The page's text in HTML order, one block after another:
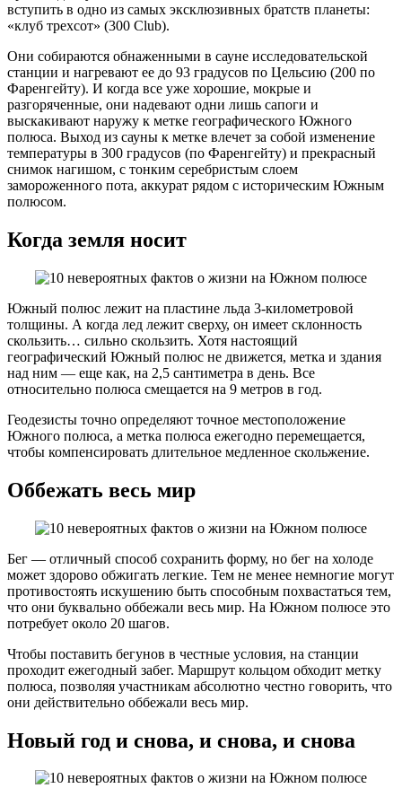
вступить в одно из самых эксклюзивных братств планеты:
«клуб трехсот» (300 Club).
Они собираются обнаженными в сауне исследовательской
станции и нагревают ее до 93 градусов по Цельсию (200 по
Фаренгейту). И когда все уже хорошие, мокрые и
разгоряченные, они надевают одни лишь сапоги и
выскакивают наружу к метке географического Южного
полюса. Выход из сауны к метке влечет за собой изменение
температуры в 300 градусов (по Фаренгейту) и прекрасный
снимок нагишом, с тонким серебристым слоем
замороженного пота, аккурат рядом с историческим Южным
полюсом.
Когда земля носит
Южный полюс лежит на пластине льда 3-километровой
толщины. А когда лед лежит сверху, он имеет склонность
скользить… сильно скользить. Хотя настоящий
географический Южный полюс не движется, метка и здания
над ним — еще как, на 2,5 сантиметра в день. Все
относительно полюса смещается на 9 метров в год.
Геодезисты точно определяют точное местоположение
Южного полюса, а метка полюса ежегодно перемещается,
чтобы компенсировать длительное медленное скольжение.
Оббежать весь мир
Бег — отличный способ сохранить форму, но бег на холоде
может здорово обжигать легкие. Тем не менее немногие могут
противостоять искушению быть способным похвастаться тем,
что они буквально оббежали весь мир. На Южном полюсе это
потребует около 20 шагов.
Чтобы поставить бегунов в честные условия, на станции
проходит ежегодный забег. Маршрут кольцом обходит метку
полюса, позволяя участникам абсолютно честно говорить, что
они действительно оббежали весь мир.
Новый год и снова, и снова, и снова